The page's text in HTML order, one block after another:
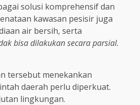
solusi komprehensif dan
kawasan pesisir juga
air bersih, serta
bisa dilakukan secara parsial.
tersebut menekankan
daerah perlu diperkuat.
lingkungan.